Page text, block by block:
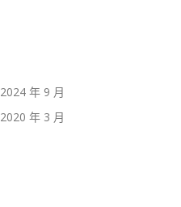
2024 年 9 月
2020 年 3 月